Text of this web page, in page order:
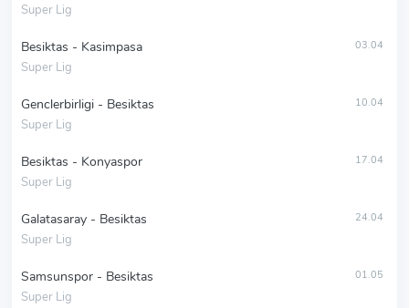
Super Lig
Besiktas - Kasimpasa
Super Lig
03.04
Genclerbirligi - Besiktas
Super Lig
10.04
Besiktas - Konyaspor
Super Lig
17.04
Galatasaray - Besiktas
Super Lig
24.04
Samsunspor - Besiktas
Super Lig
01.05